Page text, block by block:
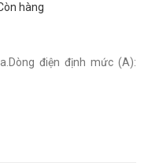
hàng
điện định mức (A):